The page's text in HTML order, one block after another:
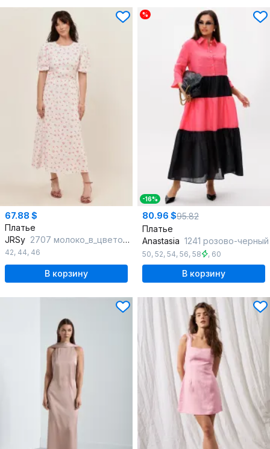
67.88 $
Платье
JRSy 2707 молоко_в_цветочек
42, 44, 46
В корзину
%
-16%
80.96 $95.82
Платье
Anastasia 1241 розово-черный
50, 52, 54, 56, 58 , 60
В корзину